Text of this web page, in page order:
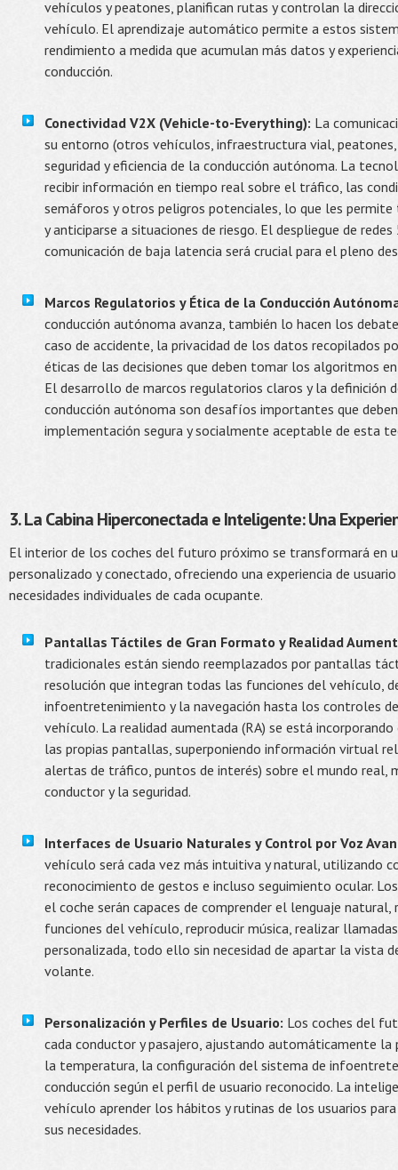
vehículos y peatones, planifican rutas y controlan la
vehículo. El aprendizaje automático permite a estos
rendimiento a medida que acumulan más datos y
conducción.
Conectividad V2X (Vehicle-to-Everything): La
su entorno (otros vehículos, infraestructura vial,
seguridad y eficiencia de la conducción autónoma. La
recibir información en tiempo real sobre el tráfico, las
semáforos y otros peligros potenciales, lo que les
y anticiparse a situaciones de riesgo. El despliegue de
comunicación de baja latencia será crucial para el pleno
Marcos Regulatorios y Ética de la Conducción
conducción autónoma avanza, también lo hacen los
caso de accidente, la privacidad de los datos recopilados
éticas de las decisiones que deben tomar los algoritmos
El desarrollo de marcos regulatorios claros y la definición
conducción autónoma son desafíos importantes que
implementación segura y socialmente aceptable de esta
3. La Cabina Hiperconectada e Inteligente: Una
El interior de los coches del futuro próximo se transformará en
personalizado y conectado, ofreciendo una experiencia de
necesidades individuales de cada ocupante.
Pantallas Táctiles de Gran Formato y Realidad
tradicionales están siendo reemplazados por pantallas
resolución que integran todas las funciones del vehículo,
infoentretenimiento y la navegación hasta los controles
vehículo. La realidad aumentada (RA) se está
las propias pantallas, superponiendo información virtual
alertas de tráfico, puntos de interés) sobre el mundo real,
conductor y la seguridad.
Interfaces de Usuario Naturales y Control por Voz
vehículo será cada vez más intuitiva y natural, utilizando
reconocimiento de gestos e incluso seguimiento ocular.
el coche serán capaces de comprender el lenguaje
funciones del vehículo, reproducir música, realizar
personalizada, todo ello sin necesidad de apartar la vista
volante.
Personalización y Perfiles de Usuario: Los coches del
cada conductor y pasajero, ajustando automáticamente la
la temperatura, la configuración del sistema de
conducción según el perfil de usuario reconocido. La
vehículo aprender los hábitos y rutinas de los usuarios
sus necesidades.